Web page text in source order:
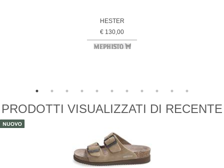
HESTER
€ 130,00
PRODOTTI VISUALIZZATI DI RECENTE